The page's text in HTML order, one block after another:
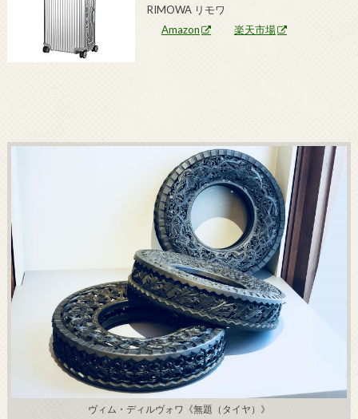
RIMOWA リモワ
Amazon
楽天市場
ヴィム・ディルヴォワ《無題（タイヤ）》